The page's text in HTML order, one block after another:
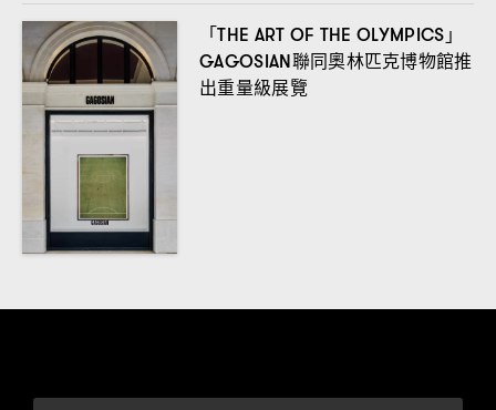
「THE ART OF THE OLYMPICS 」
GAGOSIAN聯同奧林匹克博物館推
出重量級展覽